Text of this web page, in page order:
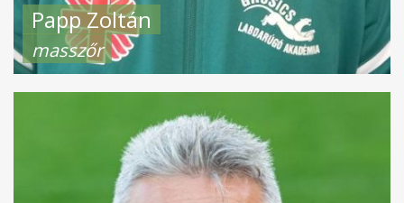
Papp Zoltán
masszőr